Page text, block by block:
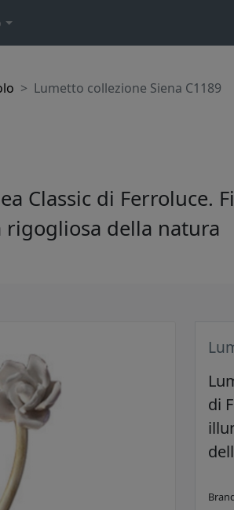
Lumetto collezione Siena C1189
Classic di Ferroluce.
della natura
di